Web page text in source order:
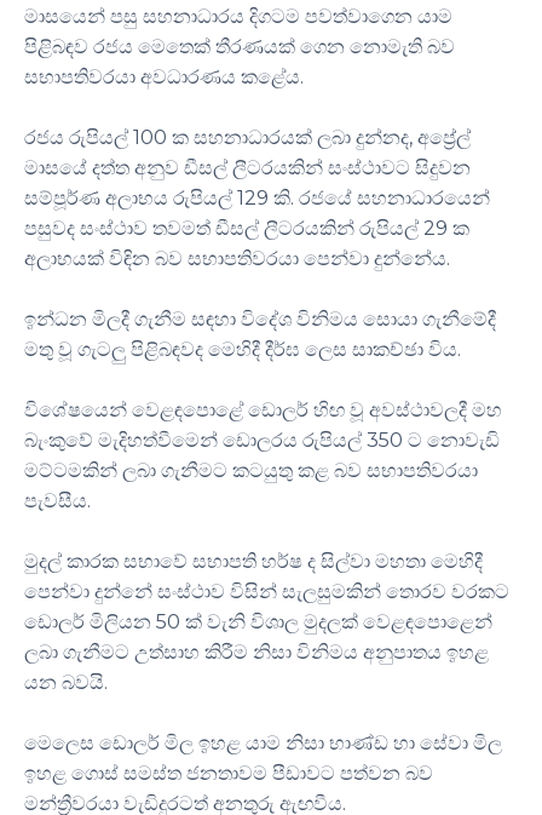
මාසයෙන් පසු සහනාධාරය දිගටම පවත්වාගෙන යාම
පිළිබඳව රජය මෙතෙක් තීරණයක් ගෙන නොමැති බව
සභාපතිවරයා අවධාරණය කළේය.
රජය රුපියල් 100 ක සහනාධාරයක් ලබා දුන්නද, අප්‍රේල්
මාසයේ දත්ත අනුව ඩීසල් ලීටරයකින් සංස්ථාවට සිදුවන
සම්පූර්ණ අලාභය රුපියල් 129 කි. රජයේ සහනාධාරයෙන්
පසුවද සංස්ථාව තවමත් ඩීසල් ලීටරයකින් රුපියල් 29 ක
අලාභයක් විඳින බව සභාපතිවරයා පෙන්වා දුන්නේය.
ඉන්ධන මිලදී ගැනීම සඳහා විදේශ විනිමය සොයා ගැනීමේදී
මතු වූ ගැටලු පිළිබඳවද මෙහිදී දීර්ඝ ලෙස සාකච්ඡා විය.
විශේෂයෙන් වෙළඳපොළේ ඩොලර් හිඟ වූ අවස්ථාවලදී මහ
බැංකුවේ මැදිහත්වීමෙන් ඩොලරය රුපියල් 350 ට නොවැඩි
මට්ටමකින් ලබා ගැනීමට කටයුතු කළ බව සභාපතිවරයා
පැවසීය.
මුදල් කාරක සභාවේ සභාපති හර්ෂ ද සිල්වා මහතා මෙහිදී
පෙන්වා දුන්නේ සංස්ථාව විසින් සැලසුමකින් තොරව වරකට
ඩොලර් මිලියන 50 ක් වැනි විශාල මුදලක් වෙළඳපොළෙන්
ලබා ගැනීමට උත්සාහ කිරීම නිසා විනිමය අනුපාතය ඉහළ
යන බවයි.
මෙලෙස ඩොලර් මිල ඉහළ යාම නිසා භාණ්ඩ හා සේවා මිල
ඉහළ ගොස් සමස්ත ජනතාවම පීඩාවට පත්වන බව
මන්ත්‍රීවරයා වැඩිදුරටත් අනතුරු ඇඟවීය.